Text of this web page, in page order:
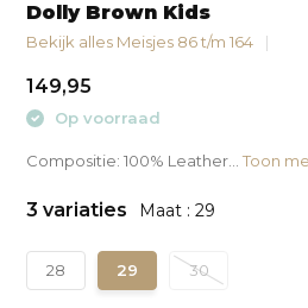
Dolly Brown Kids
Bekijk alles Meisjes 86 t/m 164
149,95
Op voorraad
Compositie: 100% Leather...Toon
3 variaties Maat : 29
28 29 30